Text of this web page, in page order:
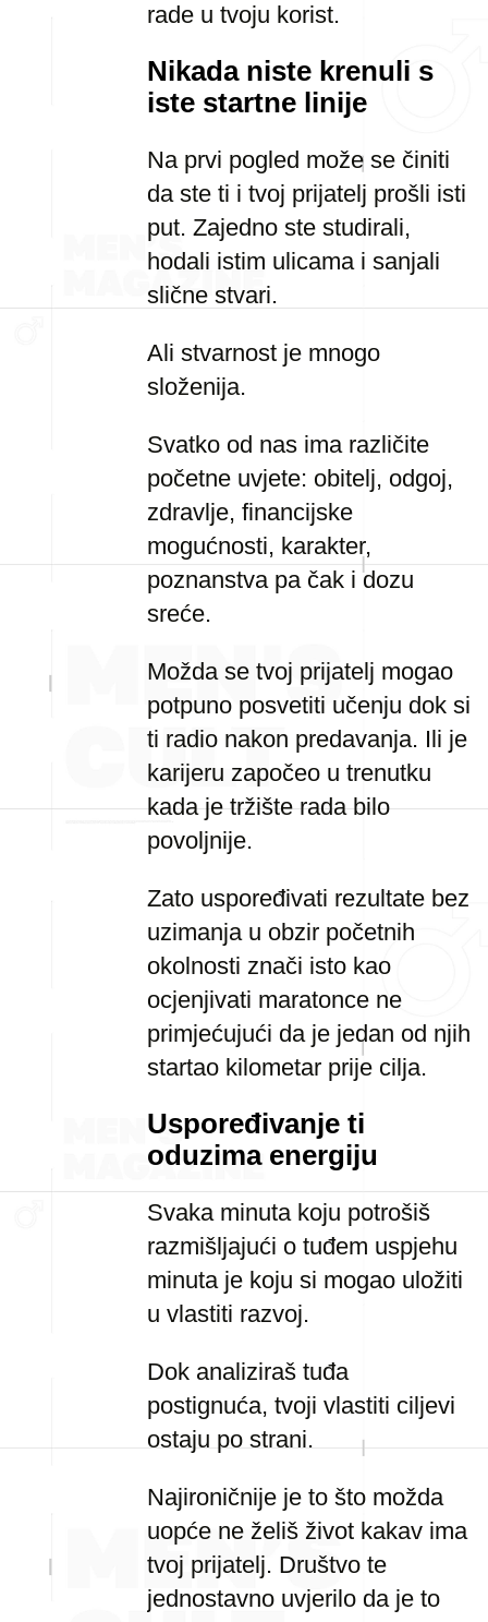
rade u tvoju korist.
Nikada niste krenuli s
iste startne linije
Na prvi pogled može se činiti
da ste ti i tvoj prijatelj prošli isti
put. Zajedno ste studirali,
hodali istim ulicama i sanjali
slične stvari.
Ali stvarnost je mnogo
složenija.
Svatko od nas ima različite
početne uvjete: obitelj, odgoj,
zdravlje, financijske
mogućnosti, karakter,
poznanstva pa čak i dozu
sreće.
Možda se tvoj prijatelj mogao
potpuno posvetiti učenju dok si
ti radio nakon predavanja. Ili je
karijeru započeo u trenutku
kada je tržište rada bilo
povoljnije.
Zato uspoređivati rezultate bez
uzimanja u obzir početnih
okolnosti znači isto kao
ocjenjivati maratonce ne
primjećujući da je jedan od njih
startao kilometar prije cilja.
Uspoređivanje ti
oduzima energiju
Svaka minuta koju potrošiš
razmišljajući o tuđem uspjehu
minuta je koju si mogao uložiti
u vlastiti razvoj.
Dok analiziraš tuđa
postignuća, tvoji vlastiti ciljevi
ostaju po strani.
Najironičnije je to što možda
uopće ne želiš život kakav ima
tvoj prijatelj. Društvo te
jednostavno uvjerilo da je to